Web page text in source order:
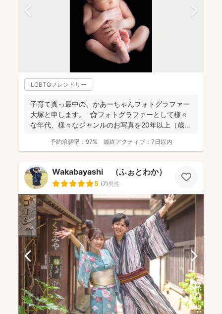
LGBTQフレンドリー
子育て真っ最中の、かあーちゃんフォトグラファー
大塚と申します。 ⭐︎フォトグラファーとして様々
な年代、様々なジャンルのお写真を20年以上（歳バ
予約承諾率： 97% 最終アクティブ： 7日以内
Wakabayashi （ふぉとわか）
5 (7)男性